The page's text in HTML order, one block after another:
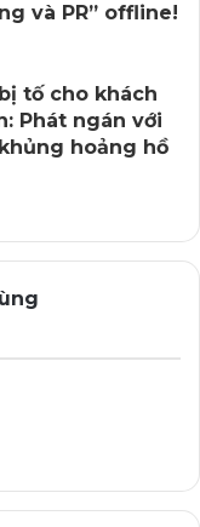
và PR” offline!
tố cho khách
Phát ngán với
hoảng hồ